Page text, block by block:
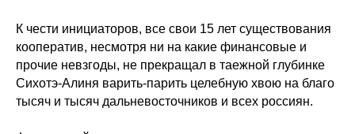
К чести инициаторов, все свои 15 лет существования
кооператив, несмотря ни на какие финансовые и
прочие невзгоды, не прекращал в таежной глубинке
Сихотэ-Алиня варить-парить целебную хвою на благо
тысяч и тысяч дальневосточников и всех россиян.